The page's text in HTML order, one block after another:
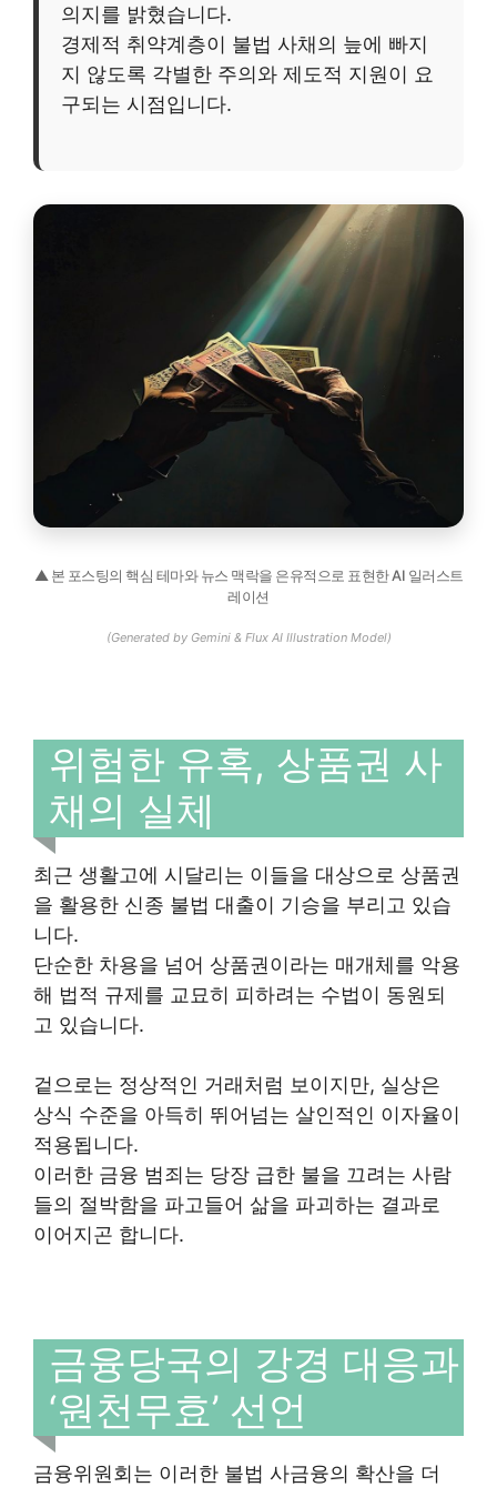
의지를 밝혔습니다.
경제적 취약계층이 불법 사채의 늪에 빠지
지 않도록 각별한 주의와 제도적 지원이 요
구되는 시점입니다.
▲ 본 포스팅의 핵심 테마와 뉴스 맥락을 은유적으로 표현한 AI 일러스트
레이션
(Generated by Gemini & Flux AI Illustration Model)
위험한 유혹, 상품권 사
채의 실체
최근 생활고에 시달리는 이들을 대상으로 상품권
을 활용한 신종 불법 대출이 기승을 부리고 있습
니다.
단순한 차용을 넘어 상품권이라는 매개체를 악용
해 법적 규제를 교묘히 피하려는 수법이 동원되
고 있습니다.
겉으로는 정상적인 거래처럼 보이지만, 실상은
상식 수준을 아득히 뛰어넘는 살인적인 이자율이
적용됩니다.
이러한 금융 범죄는 당장 급한 불을 끄려는 사람
들의 절박함을 파고들어 삶을 파괴하는 결과로
이어지곤 합니다.
금융당국의 강경 대응과
‘원천무효’ 선언
금융위원회는 이러한 불법 사금융의 확산을 더